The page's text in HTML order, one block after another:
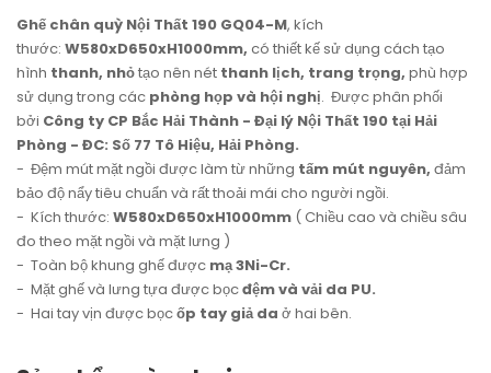
Ghế chân quỳ Nội Thất 190 GQ04-M, kích
thước: W580xD650xH1000mm, có thiết kế sử dụng cách tạo
hình thanh, nhỏtạo nên nét thanh lịch, trang trọng, phù hợp
sử dụng trong các phòng họp và hội nghị. Được phân phối
bởi Công ty CP Bắc Hải Thành - Đại lý Nội Thất 190 tại Hải
Phòng - ĐC: Số 77 Tô Hiệu, Hải Phòng.
- Đệm mút mặt ngồi được làm từ những tấm mút nguyên, đảm
bảo độ nẩy tiêu chuẩn và rất thoải mái cho người ngồi.
- Kích thước: W580xD650xH1000mm ( Chiều cao và chiều sâu
đo theo mặt ngồi và mặt lưng )
- Toàn bộ khung ghế được mạ 3Ni-Cr.
- Mặt ghế và lưng tựa được bọcđệm và vải da PU.
- Hai tay vịn được bọcốp tay giả da ở hai bên.